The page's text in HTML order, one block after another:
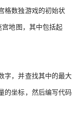
格数独游戏的初始状
地图，其中包括起
字，并查找其中的最大
的坐标，然后编写代码